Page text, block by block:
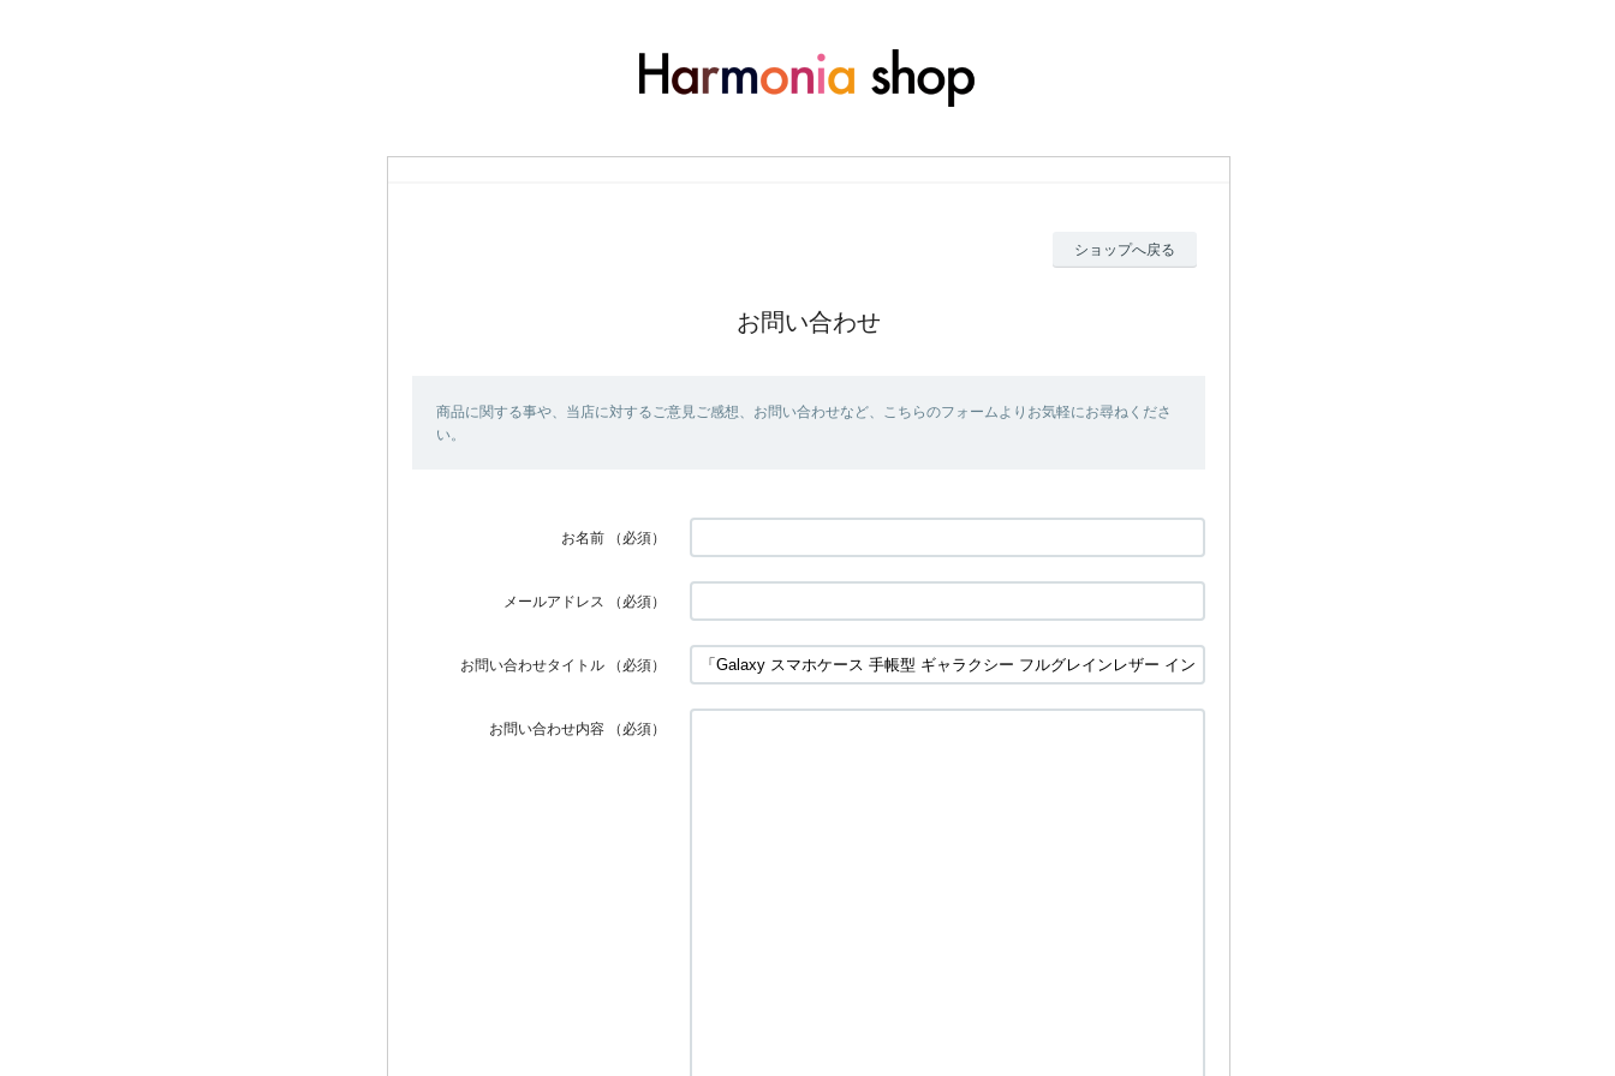
ショップへ戻る
お問い合わせ
商品に関する事や、当店に対するご意見ご感想、お問い合わせなど、こちらのフォームよりお気軽にお尋ねくださ
い。
お名前 （必須）
メールアドレス （必須）
お問い合わせタイトル （必須）
お問い合わせ内容 （必須）